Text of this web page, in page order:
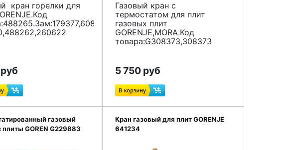
кран горелки для
Газовый кран с
термостатом для плит
газовых плит
GORENJE,MORA.Код
товара:G308373,308373
5 750 руб
газовый
плиты GOREN G229883
Кран газовый для плит GORENJE
641234